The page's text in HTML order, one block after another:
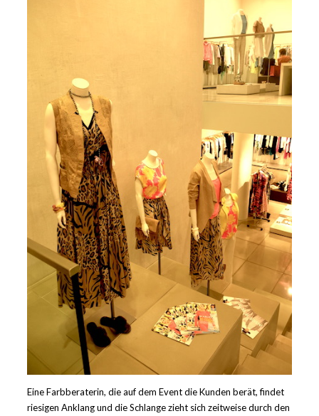
Eine Farbberaterin, die auf dem Event die Kunden berät, findet
riesigen Anklang und die Schlange zieht sich zeitweise durch den